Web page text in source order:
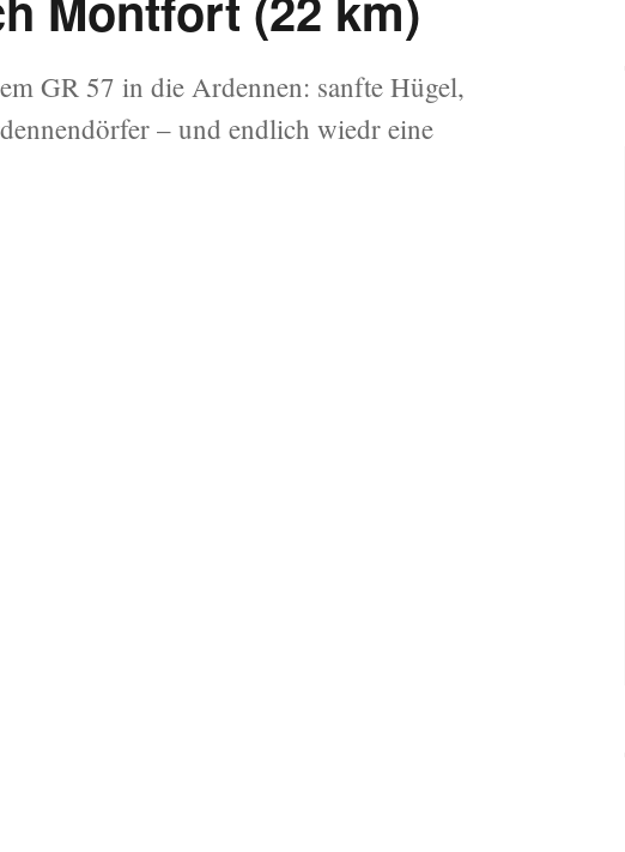
GR 57 in die Ardennen: sanfte Hügel,
– und endlich wiedr eine